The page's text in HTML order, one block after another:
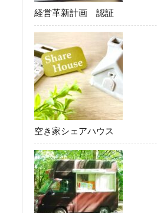
経営革新計画 認証
空き家シェアハウス